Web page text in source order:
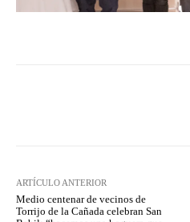
ARTÍCULO ANTERIOR
Medio centenar de vecinos de
Torrijo de la Cañada celebran San